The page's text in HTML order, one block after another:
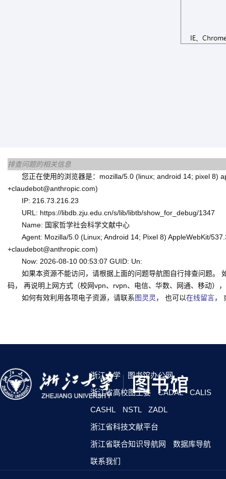
排查问题的相关信息
您正在使用的浏览器是：mozilla/5.0 (linux; android 14; pixel 8)
+claudebot@anthropic.com)
IP: 216.73.216.23
URL: https://libdb.zju.edu.cn/s/lib/libtb/show_for_debug/1347
Name: 国家哲学社会科学文献中心
Agent: Mozilla/5.0 (Linux; Android 14; Pixel 8) AppleWebKit/
+claudebot@anthropic.com)
Now: 2026-08-10 00:53:07 GUID: Un:
如果本资源不能访问，请根据上面的问题导航图自行排查问题。
码， 再说明上网方式（校网vpn、rvpn、电信、华数、网通、移动）
如何有效利用各项电子资源，请联系图灵灵 ， 也可以在线留言，
浙江大学
图书馆办公网
浙江省高校图工委
CADAL
CALIS
CASHL
NSTL
ZADL
浙江省科技文献平台
浙江省联合知识导航网
数据库导航
联系我们